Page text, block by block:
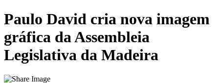
Paulo David cria nova imagem
gráfica da Assembleia
Legislativa da Madeira